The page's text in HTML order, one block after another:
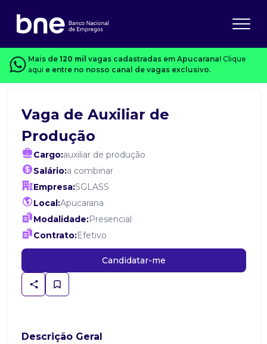
Mais de 120 mil vagas cadastradas em Apucarana! Clique
aqui e entre no nosso canal de vagas exclusivo.
Vaga de Auxiliar de
Produção
Cargo:auxiliar de produção
Salário:a combinar
Empresa:SGLASS
Local:Apucarana
Modalidade:Presencial
Contrato:Efetivo
Candidatar-me
Descrição Geral